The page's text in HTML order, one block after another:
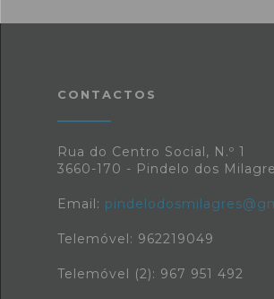
CONTACTOS
Rua do Centro Social, N.º 1
3660-170 - Pindelo dos
Email:
Telemóvel: 962219049
Telemóvel (2): 967 951 492